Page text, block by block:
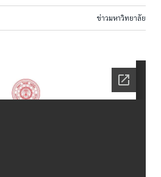
ข่าวมหาวิทยาลัย